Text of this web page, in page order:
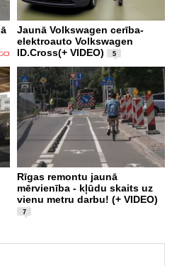
Jaunā Volkswagen cerība-
elektroauto Volkswagen
ID.Cross(+ VIDEO)
5
Rīgas remontu jaunā
mērvienība - kļūdu skaits uz
vienu metru darbu! (+ VIDEO)
7